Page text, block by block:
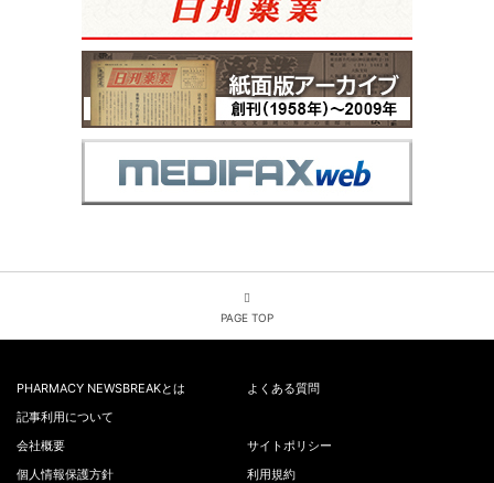
PAGE TOP
PHARMACY NEWSBREAKとは
よくある質問
記事利用について
会社概要
サイトポリシー
個人情報保護方針
利用規約